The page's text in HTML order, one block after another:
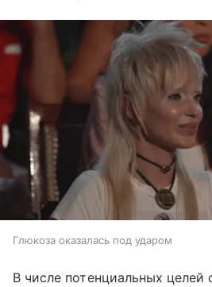
Глюкоза оказалась под ударом
В числе потенциальных целей